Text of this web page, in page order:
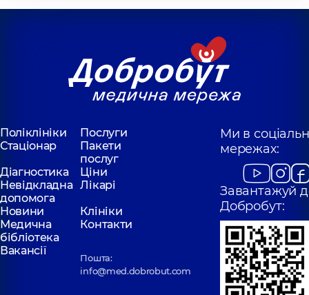
Поліклініки
Послуги
Стаціонар
Пакети
послуг
Діагностика
Ціни
Невідкладна
допомога
Лікарі
Новини
Клініки
Медична
бібліотека
Контакти
Вакансії
Пошта:
info@med.dobrobut.com
Ми в
мережах:
Завантажуй
Добробут: